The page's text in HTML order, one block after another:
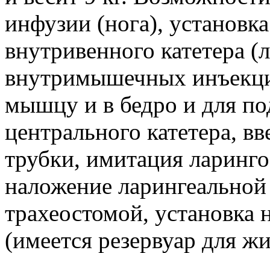
инфузии (нога),
внутривенного катетера
внутримышечных
мышцу и в бедро и для
центрального катетера,
трубки, имитация
наложение
трахеостомой, установка
(имеется резервуар для